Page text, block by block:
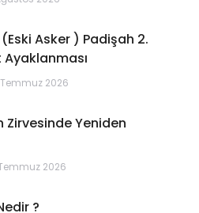
Asker ) Padişah 2.
2026
Zirvesinde Yeniden
2026
?